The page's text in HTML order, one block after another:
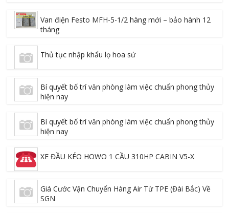
Van điện Festo MFH-5-1/2 hàng mới – bảo hành 12
tháng
Thủ tục nhập khẩu lọ hoa sứ
Bí quyết bố trí văn phòng làm việc chuẩn phong thủy
hiện nay
Bí quyết bố trí văn phòng làm việc chuẩn phong thủy
hiện nay
XE ĐẦU KÉO HOWO 1 CẦU 310HP CABIN V5-X
Giá Cước Vận Chuyển Hàng Air Từ TPE (Đài Bắc) Về
SGN